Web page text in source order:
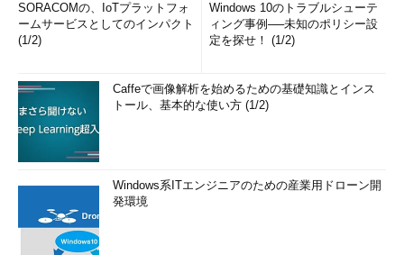
SORACOMの、IoTプラットフォ
ームサービスとしてのインパクト
(1/2)
Windows 10のトラブルシューテ
ィング事例──未知のポリシー設
定を探せ！ (1/2)
Caffeで画像解析を始めるための基礎知識とインス
トール、基本的な使い方 (1/2)
Windows系ITエンジニアのための産業用ドローン開
発環境